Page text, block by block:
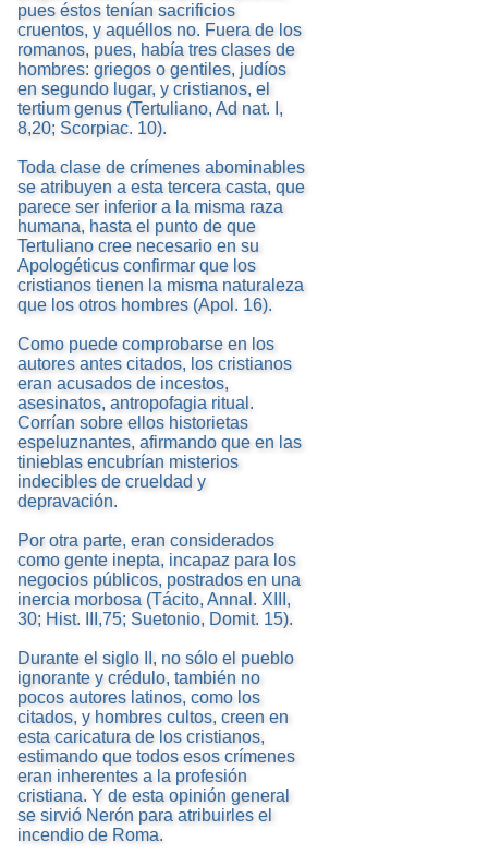
pues éstos tenían sacrificios
cruentos, y aquéllos no. Fuera de los
romanos, pues, había tres clases de
hombres: griegos o gentiles, judíos
en segundo lugar, y cristianos, el
tertium genus (Tertuliano, Ad nat. I,
8,20; Scorpiac. 10).
Toda clase de crímenes abominables
se atribuyen a esta tercera casta, que
parece ser inferior a la misma raza
humana, hasta el punto de que
Tertuliano cree necesario en su
Apologéticus confirmar que los
cristianos tienen la misma naturaleza
que los otros hombres (Apol. 16).
Como puede comprobarse en los
autores antes citados, los cristianos
eran acusados de incestos,
asesinatos, antropofagia ritual.
Corrían sobre ellos historietas
espeluznantes, afirmando que en las
tinieblas encubrían misterios
indecibles de crueldad y
depravación.
Por otra parte, eran considerados
como gente inepta, incapaz para los
negocios públicos, postrados en una
inercia morbosa (Tácito, Annal. XIII,
30; Hist. III,75; Suetonio, Domit. 15).
Durante el siglo II, no sólo el pueblo
ignorante y crédulo, también no
pocos autores latinos, como los
citados, y hombres cultos, creen en
esta caricatura de los cristianos,
estimando que todos esos crímenes
eran inherentes a la profesión
cristiana. Y de esta opinión general
se sirvió Nerón para atribuirles el
incendio de Roma.